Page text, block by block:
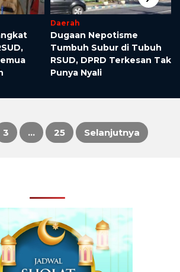
Daerah
Dugaan Nepotisme
Tumbuh Subur di Tubuh
RSUD, DPRD Terkesan Tak
Punya Nyali
3 … 25 Selanjutnya